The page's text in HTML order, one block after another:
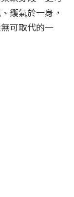
鑊氣於一身，
可取代的一